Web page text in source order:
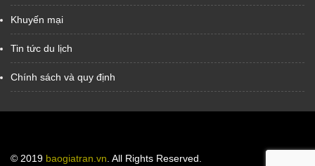
Khuyến mại
Tin tức du lịch
Chính sách và quy định
© 2019 baogiatran.vn . All Rights Reserved.